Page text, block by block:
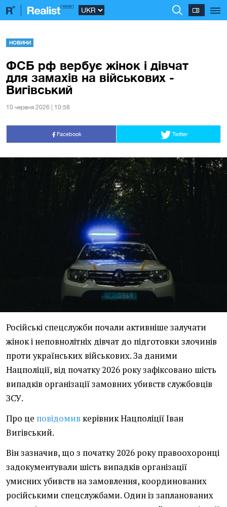
НОВИНИ
ФСБ рф вербує жінок і дівчат
для замахів на військових -
Вигівський
10 червня 2026 | 10:58
Facebook Twitter
Російські спецслужби почали активніше залучати
жінок і неповнолітніх дівчат до підготовки злочинів
проти українських військових. За даними
Нацполіції, від початку 2026 року зафіксовано шість
випадків організації замовних убивств службовців
ЗСУ.
Про це повідомив керівник Нацполіції Іван
Вигівський.
Він зазначив, що з початку 2026 року правоохоронці
задокументували шість випадків організації
умисних убивств на замовлення, координованих
російськими спецслужбами. Один із запланованих